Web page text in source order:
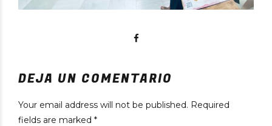
DEJA UN COMENTARIO
Your email address will not be published. Required
fields are marked *